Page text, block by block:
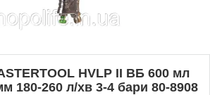
HVLP II ВБ 600 мл
180-260 л/хв 3-4 бари 80-8908